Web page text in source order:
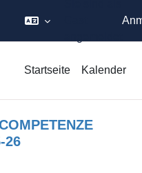
Startseite Kalender
26